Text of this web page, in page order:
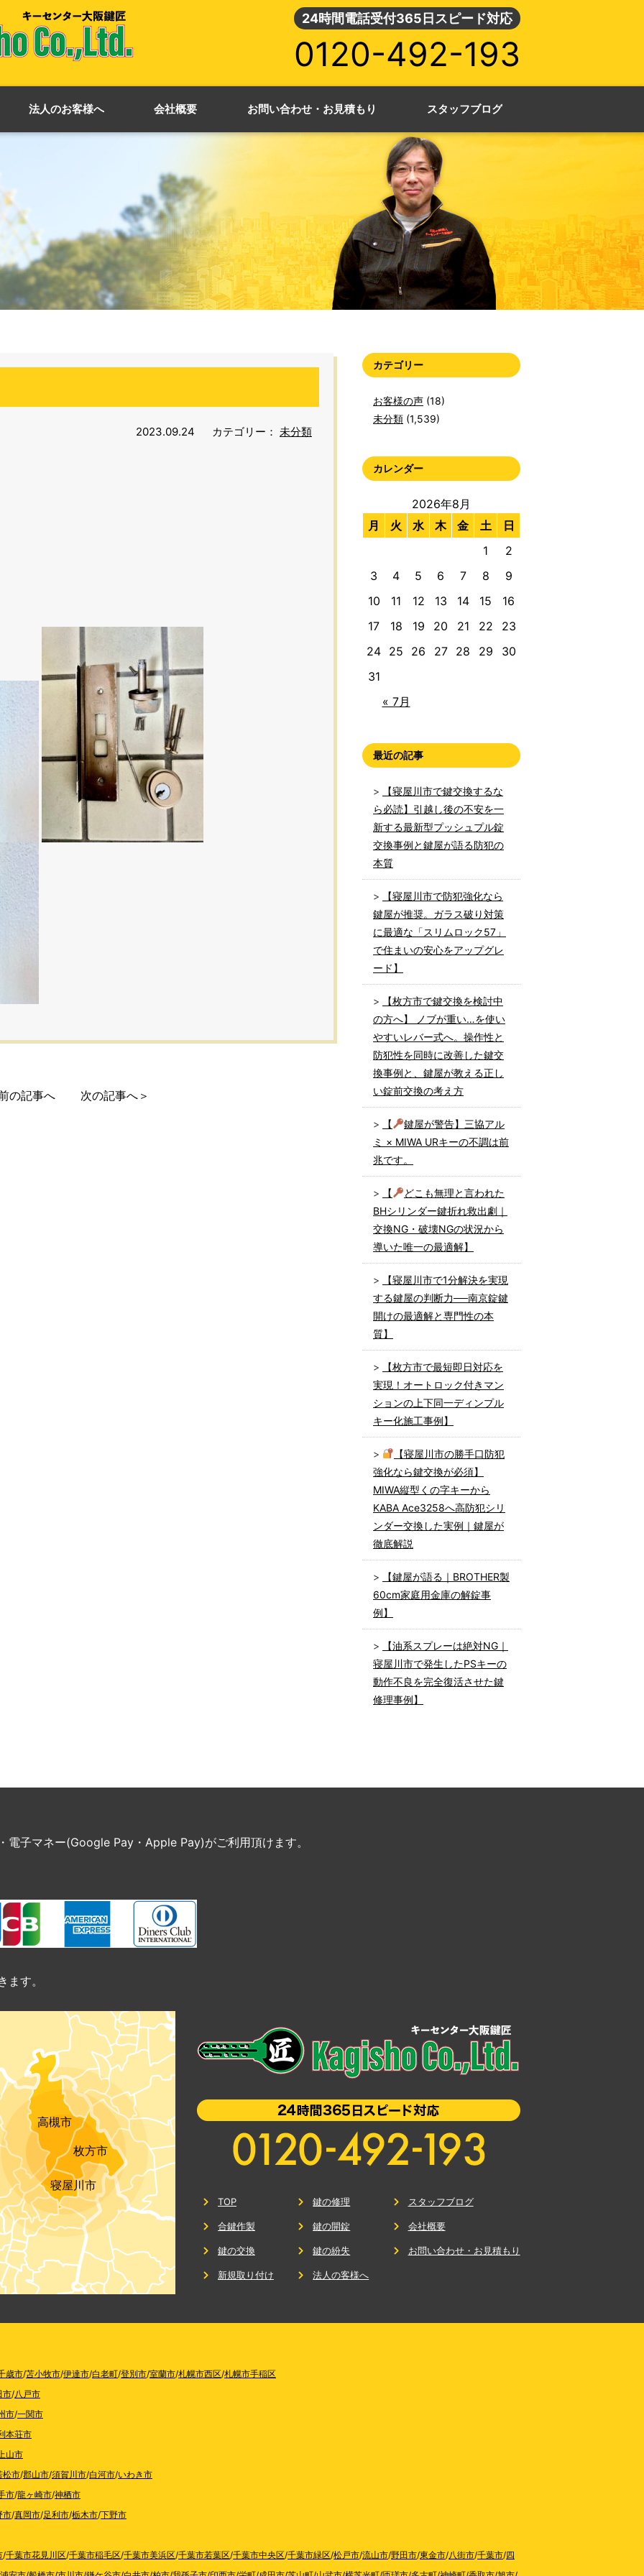
24時間電話受付365日スピード対応
0120-492-193
法人のお客様へ 会社概要 お問い合わせ・お見積もり スタッフブログ
2023.09.24 カテゴリー： 未分類
の記事へ 次の記事へ＞
カテゴリー
お客様の声 (18)
未分類 (1,539)
カレンダー
2026年8月
月
火 水 木 金 土 日
« 7月
1
2
3
4 5 6 7 8
9
10
11 12 13 14 15
16
17
18 19 20 21 22
23
24 25 26 27 28 29
30
31
最近の記事
【寝屋川市で鍵交換するな
ら必読】引越し後の不安を一
新する最新型プッシュプル錠
交換事例と鍵屋が語る防犯の
本質
【寝屋川市で防犯強化なら
鍵屋が推奨。ガラス破り対策
に最適な「スリムロック57」
で住まいの安心をアップグレ
ード】
【枚方市で鍵交換を検討中
の方へ】 ノブが重い…を使い
やすいレバー式へ。操作性と
防犯性を同時に改善した鍵交
換事例と、鍵屋が教える正し
い錠前交換の考え方
【
鍵屋が警告】三協アル
ミ × MIWA URキーの不調は前
兆です。
【
どこも無理と言われた
BHシリンダー鍵折れ救出劇｜
交換NG・破壊NGの状況から
導いた唯一の最適解】
【寝屋川市で1分解決を実現
する鍵屋の判断力──南京錠鍵
開けの最適解と専門性の本
質】
【枚方市で最短即日対応を
実現！オートロック付きマン
ションの上下同一ディンプル
キー化施工事例】
【寝屋川市の勝手口防犯
強化なら鍵交換が必須】
MIWA縦型くの字キーから
KABA Ace3258へ高防犯シリ
ンダー交換した実例｜鍵屋が
徹底解説
【鍵屋が語る｜BROTHER製
60cm家庭用金庫の解錠事
例】
【油系スプレーは絶対NG｜
寝屋川市で発生したPSキーの
動作不良を完全復活させた鍵
修理事例】
電子マネー(Google Pay・Apple Pay)がご利用頂けます。
す。
高槻市
枚方市
寝屋川市
TOP
合鍵作製
鍵の交換
新規取り付け
鍵の修理
鍵の開錠
鍵の紛失
法人の客様へ
スタッフブログ
会社概要
お問い合わせ・お見積もり
歳市/苫小牧市/伊達市/白老町/登別市/室蘭市/札幌市西区/札幌市手稲区
市/八戸市
市/一関市
本荘市
山市
松市/郡山市/須賀川市/白河市/いわき市
市/龍ヶ崎市/神栖市
市/真岡市/足利市/栃木市/下野市
/千葉市花見川区/千葉市稲毛区/千葉市美浜区/千葉市若葉区/千葉市中央区/千葉市緑区/松戸市/流山市/野田市/東金市/八街市/千葉市/四